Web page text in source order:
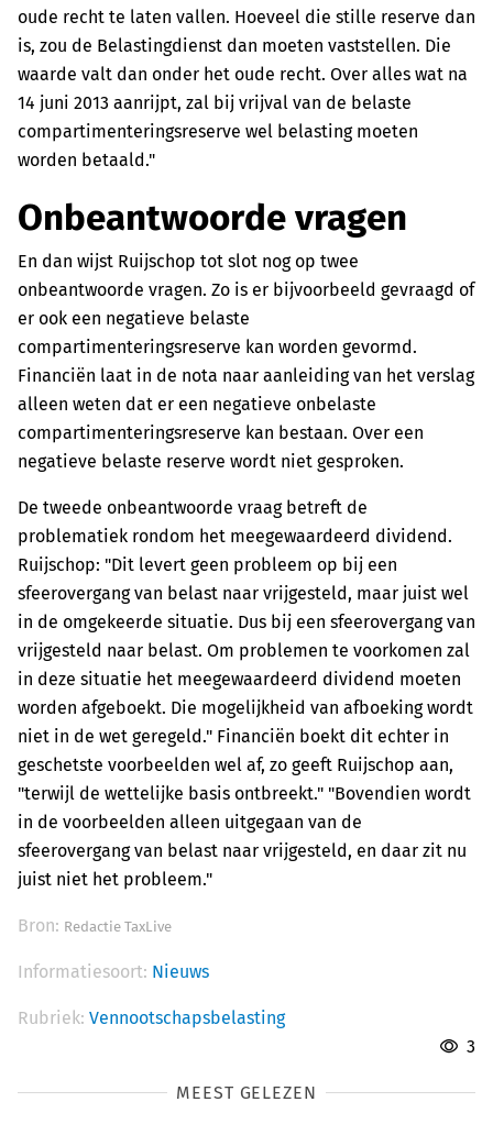
oude recht te laten vallen. Hoeveel die stille reserve dan
is, zou de Belastingdienst dan moeten vaststellen. Die
waarde valt dan onder het oude recht. Over alles wat na
14 juni 2013 aanrijpt, zal bij vrijval van de belaste
compartimenteringsreserve wel belasting moeten
worden betaald."
Onbeantwoorde vragen
En dan wijst Ruijschop tot slot nog op twee
onbeantwoorde vragen. Zo is er bijvoorbeeld gevraagd of
er ook een negatieve belaste
compartimenteringsreserve kan worden gevormd.
Financiën laat in de nota naar aanleiding van het verslag
alleen weten dat er een negatieve onbelaste
compartimenteringsreserve kan bestaan. Over een
negatieve belaste reserve wordt niet gesproken.
De tweede onbeantwoorde vraag betreft de
problematiek rondom het meegewaardeerd dividend.
Ruijschop: "Dit levert geen probleem op bij een
sfeerovergang van belast naar vrijgesteld, maar juist wel
in de omgekeerde situatie. Dus bij een sfeerovergang van
vrijgesteld naar belast. Om problemen te voorkomen zal
in deze situatie het meegewaardeerd dividend moeten
worden afgeboekt. Die mogelijkheid van afboeking wordt
niet in de wet geregeld." Financiën boekt dit echter in
geschetste voorbeelden wel af, zo geeft Ruijschop aan,
"terwijl de wettelijke basis ontbreekt." "Bovendien wordt
in de voorbeelden alleen uitgegaan van de
sfeerovergang van belast naar vrijgesteld, en daar zit nu
juist niet het probleem."
Bron: Redactie TaxLive
Informatiesoort: Nieuws
Rubriek: Vennootschapsbelasting
3
MEEST GELEZEN